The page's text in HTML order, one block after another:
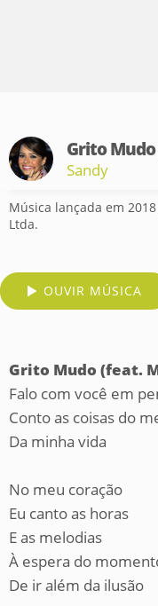
Grito
Sandy
Música lançada em
Ltda.
OUVIR MÚSICA
Grito Mudo (feat.
Falo com você em
Conto as coisas do
Da minha vida
No meu coração
Eu canto as horas
E as melodias
À espera do
De ir além da ilusão